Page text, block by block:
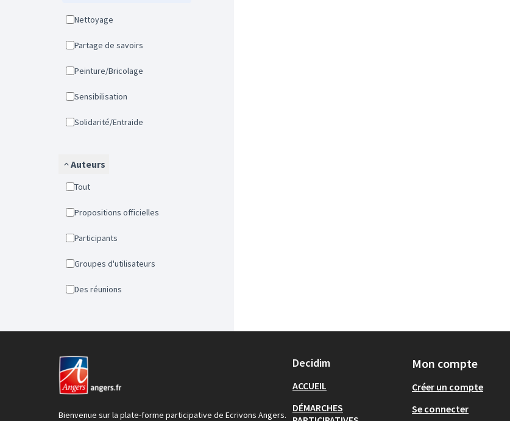
Nettoyage
Partage de savoirs
Peinture/Bricolage
Sensibilisation
Solidarité/Entraide
Auteurs
Tout
Propositions officielles
Participants
Groupes d'utilisateurs
Des réunions
Bienvenue sur la plate-forme participative de Ecrivons Angers.
Decidim
ACCUEIL
DÉMARCHES
Mon compte
Créer un compte
Se connecter